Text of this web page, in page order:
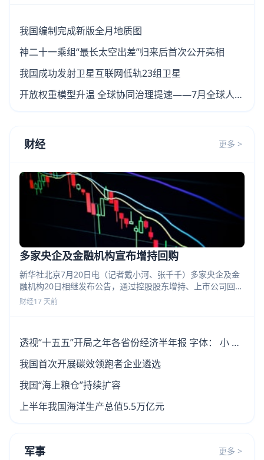
我国编制完成新版全月地质图
神二十一乘组“最长太空出差”归来后首次公开亮相
我国成功发射卫星互联网低轨23组卫星
开放权重模型升温 全球协同治理提速——7月全球人工
财经 更多 >
多家央企及金融机构宣布增持回购
新华社北京7月20日电（记者戴小河、张千千）多家央企及金
融机构20日相继发布公告，通过控股股东增持、上市公司回
购、加大投资力度等方式，向市场传递积极信号。
财经17 天前
透视“十五五”开局之年各省份经济半年报 字体： 小 中
大 分享到：
我国首次开展碳效领跑者企业遴选
我国“海上粮仓”持续扩容
上半年我国海洋生产总值5.5万亿元
军事 更多 >